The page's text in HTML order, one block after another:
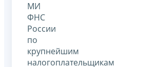
МИ
ФНС
России
по
крупнейшим
налогоплательщикам